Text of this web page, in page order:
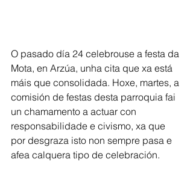
O pasado día 24 celebrouse a festa da
Mota, en Arzúa, unha cita que xa está
máis que consolidada. Hoxe, martes, a
comisión de festas desta parroquia fai
un chamamento a actuar con
responsabilidade e civismo, xa que
por desgraza isto non sempre pasa e
afea calquera tipo de celebración.